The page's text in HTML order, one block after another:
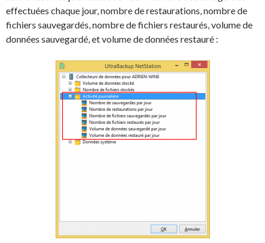
effectuées chaque jour, nombre de restaurations, nombre de
fichiers sauvegardés, nombre de fichiers restaurés, volume de
données sauvegardé, et volume de données restauré :